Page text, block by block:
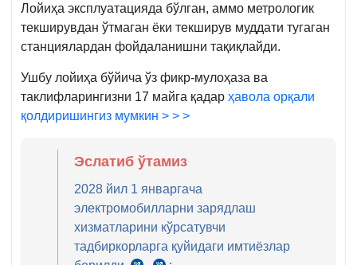
Лойиҳа эксплуатацияда бўлган, аммо метрологик
текширувдан ўтмаган ёки текширув муддати тугаган
станциялардан фойдаланишни тақиқлайди.
Ушбу лойиҳа бўйича ўз фикр-мулоҳаза ва
таклифларингизни 17 майга қадар ҳавола орқали
қолдиришингиз мумкин > > >
Эслатиб ўтамиз
2028 йил 1 январгача
электромобилларни зарядлаш
хизматларини кўрсатувчи
тадбиркорларга қуйидаги имтиёзлар